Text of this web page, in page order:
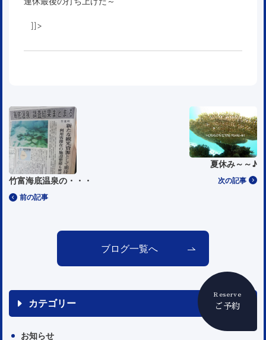
Reserve
ご予約
]]>
前の記事
竹富海底温泉の・・・ 次の記事
夏休み～～♪
ブログ一覧へ
カテゴリー
お知らせ